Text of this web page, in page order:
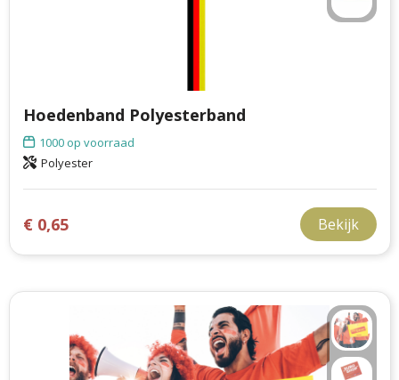
Hoedenband Polyesterband
1000op voorraad
Polyester
€ 0,65 Bekijk